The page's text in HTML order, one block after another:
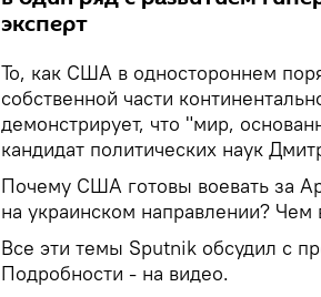
эксперт
То, как США в одностороннем
собственной части
демонстрирует, что "мир,
кандидат политических наук
Почему США готовы воевать за
на украинском направлении?
Все эти темы Sputnik обсудил с
Подробности - на видео.